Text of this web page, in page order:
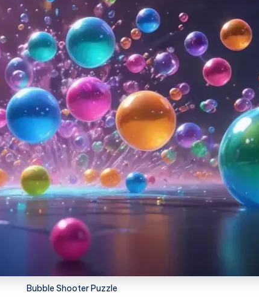
Bubble Shooter Puzzle